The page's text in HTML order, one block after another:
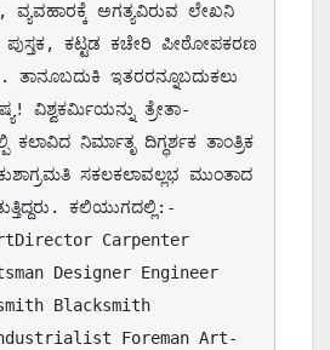
ವ್ಯವಹಾರಕ್ಕೆ ಅಗತ್ಯವಿರುವ ಲೇಖನಿ
ಕಟ್ಟಡ ಕಚೇರಿ ಪೀಠೋಪಕರಣ
ತಾನೂಬದುಕಿ ಇತರರನ್ನೂಬದುಕಲು
ವಿಶ್ವಕರ್ಮಿಯನ್ನು ತ್ರೇತಾ-
ಕಲಾವಿದ ನಿರ್ಮಾತೃ ದಿಗ್ಧರ್ಶಕ ತಾಂತ್ರಿಕ
ಸಕಲಕಲಾವಲ್ಲಭ ಮುಂತಾದ
ಕಲಿಯುಗದಲ್ಲಿ:-
Carpenter
Designer Engineer
Blacksmith
Foreman Art-